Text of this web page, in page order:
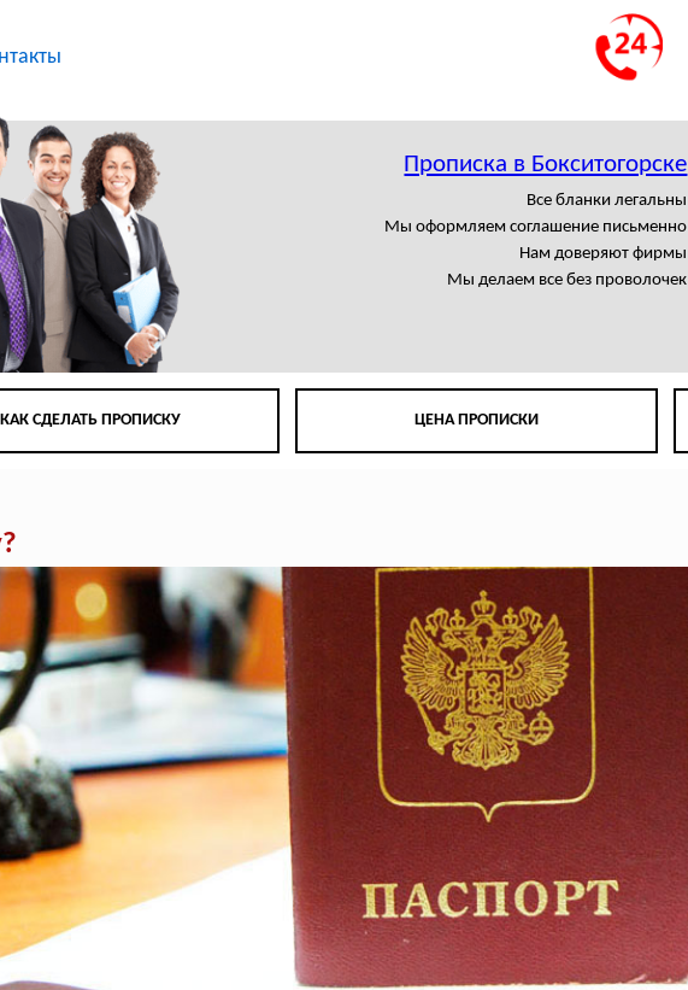
Прописка в Бокситогорске
Все бланки легальны
Мы оформляем соглашение письменно
Нам доверяют фирмы
Мы делаем все без проволочек
КАК СДЕЛАТЬ ПРОПИСКУ ЦЕНА ПРОПИСКИ